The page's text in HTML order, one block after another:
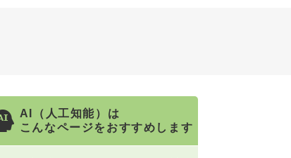
AI（人工知能）は
こんなページをおすすめします